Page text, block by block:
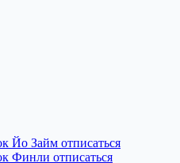
Йо Займ отписаться
Финли отписаться